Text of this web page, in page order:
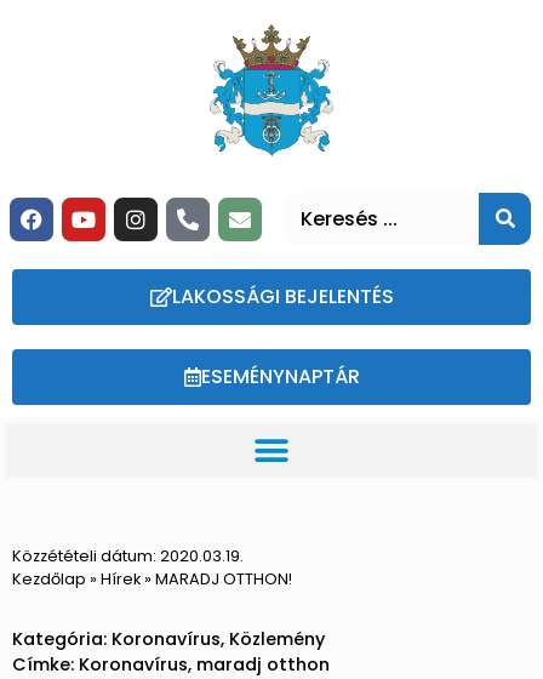
LAKOSSÁGI BEJELENTÉS
ESEMÉNYNAPTÁR
Közzétételi dátum: 2020.03.19.
Kezdőlap » Hírek» MARADJ OTTHON!
Kategória: Koronavírus, Közlemény
Címke: Koronavírus, maradj otthon